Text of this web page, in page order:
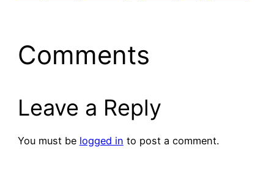
Comments
Leave a Reply
You must be logged in to post a comment.